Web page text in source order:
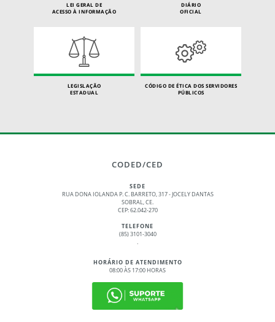
LEI GERAL DE
ACESSO À INFORMAÇÃO
DIÁRIO
OFICIAL
LEGISLAÇÃO
ESTADUAL
CÓDIGO DE ÉTICA DOS SERVIDORES
PÚBLICOS
CODED/CED
SEDE
RUA DONA IOLANDA P. C. BARRETO, 317 - JOCELY DANTAS
SOBRAL, CE.
CEP: 62.042-270
TELEFONE
(85) 3101-3040
.
HORÁRIO DE ATENDIMENTO
08:00 ÀS 17:00 HORAS